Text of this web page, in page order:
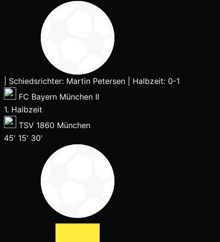
Schiedsrichter: Martin Petersen
Halbzeit: 0-1
FC Bayern München II
1. Halbzeit
TSV 1860 München
45' 15' 30'